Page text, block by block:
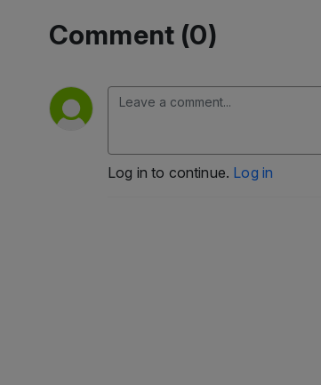
Comment (0)
Log in to continue. Log in